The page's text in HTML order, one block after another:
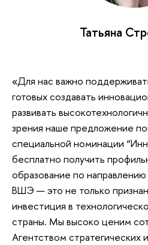
Татьяна
«Для нас важно
готовых создавать
развивать
зрения наше предложение
специальной номинации
бесплатно получить
образование по
ВШЭ — это не только
инвестиция в
страны. Мы высоко ценим
Агентством стратегических